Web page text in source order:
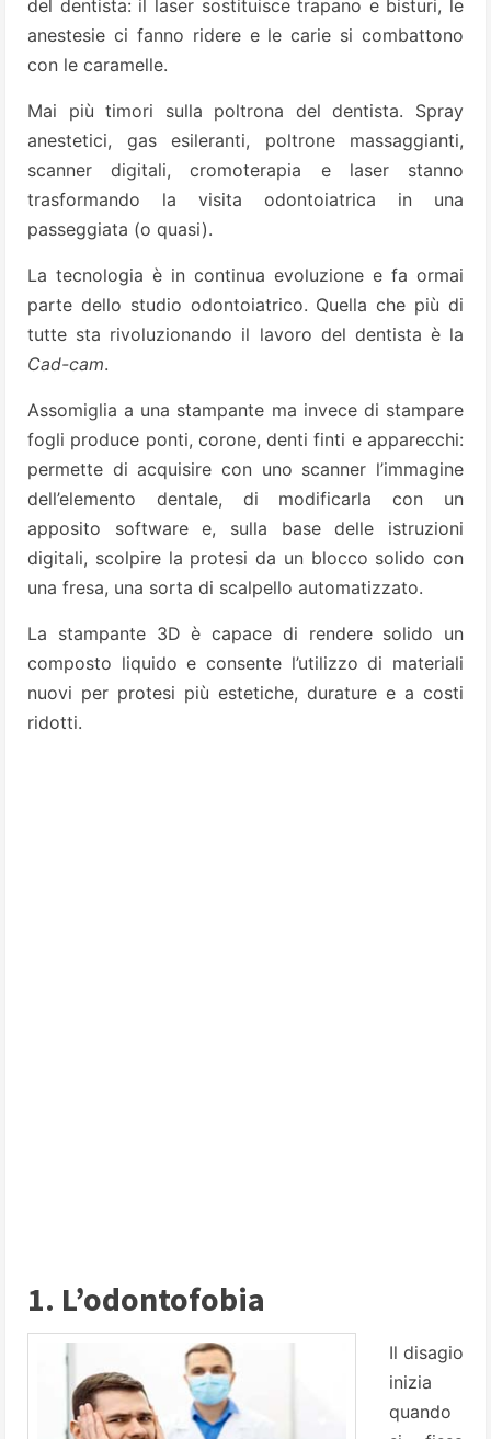
del dentista: il laser sostituisce trapano e bisturi, le
anestesie ci fanno ridere e le carie si combattono
con le caramelle.
Mai più timori sulla poltrona del dentista. Spray
anestetici, gas esileranti, poltrone massaggianti,
scanner digitali, cromoterapia e laser stanno
trasformando la visita odontoiatrica in una
passeggiata (o quasi).
La tecnologia è in continua evoluzione e fa ormai
parte dello studio odontoiatrico. Quella che più di
tutte sta rivoluzionando il lavoro del dentista è la
Cad-cam.
Assomiglia a una stampante ma invece di stampare
fogli produce ponti, corone, denti finti e apparecchi:
permette di acquisire con uno scanner l’immagine
dell’elemento dentale, di modificarla con un
apposito software e, sulla base delle istruzioni
digitali, scolpire la protesi da un blocco solido con
una fresa, una sorta di scalpello automatizzato.
La stampante 3D è capace di rendere solido un
composto liquido e consente l’utilizzo di materiali
nuovi per protesi più estetiche, durature e a costi
ridotti.
1. L’odontofobia
Il disagio
inizia
quando